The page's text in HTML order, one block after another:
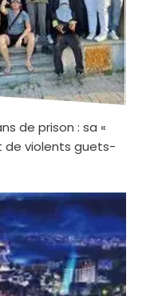
de prison : sa «
de violents guets-